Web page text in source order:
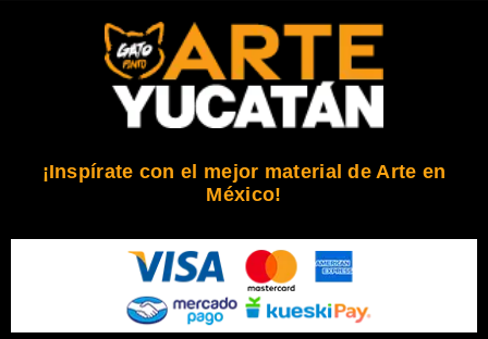
¡Inspírate con el mejor material de Arte en
México!